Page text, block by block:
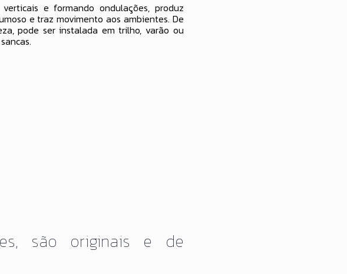
e formando ondulações, produz
e traz movimento aos ambientes. De
pode ser instalada em trilho, varão ou
são originais e de